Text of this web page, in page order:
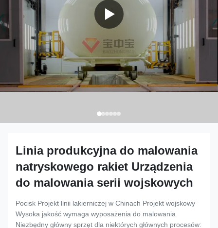
Linia produkcyjna do malowania
natryskowego rakiet Urządzenia
do malowania serii wojskowych
Pocisk Projekt linii lakierniczej w Chinach Projekt wojskowy
Wysoka jakość wymaga wyposażenia do malowania
Niezbędny główny sprzęt dla niektórych głównych procesów: